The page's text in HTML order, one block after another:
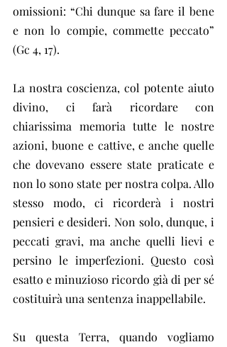
omissioni: “Chi dunque sa fare il bene
e non lo compie, commette peccato”
(Gc 4, 17).
La nostra coscienza, col potente aiuto
divino, ci farà ricordare con
chiarissima memoria tutte le nostre
azioni, buone e cattive, e anche quelle
che dovevano essere state praticate e
non lo sono state per nostra colpa. Allo
stesso modo, ci ricorderà i nostri
pensieri e desideri. Non solo, dunque, i
peccati gravi, ma anche quelli lievi e
persino le imperfezioni. Questo così
esatto e minuzioso ricordo già di per sé
costituirà una sentenza inappellabile.
Su questa Terra, quando vogliamo